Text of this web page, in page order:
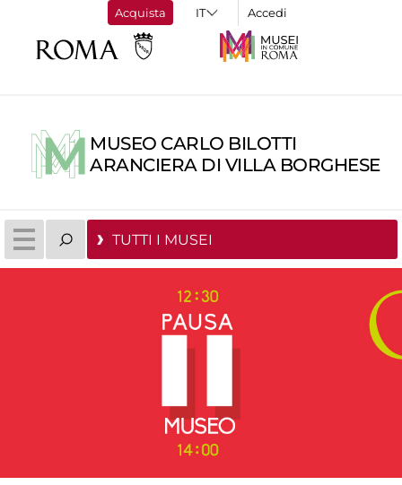
Acquista Accedi
MUSEO CARLO BILOTTI
ARANCIERA DI VILLA BORGHESE
TUTTI I MUSEI